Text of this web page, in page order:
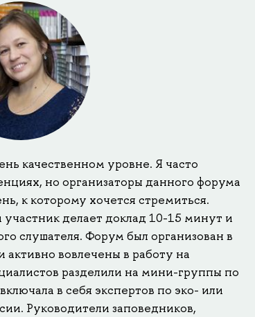
качественном уровне. Я часто
но организаторы данного форума
к которому хочется стремиться.
делает доклад 10-15 минут и
слушателя. Форум был организован в
вовлечены в работу на
разделили на мини-группы по
в себя экспертов по эко- или
Руководители заповедников,